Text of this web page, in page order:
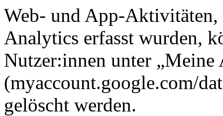
Web- und App-
Analytics erfasst wurden,
Nutzer:innen unter
(myaccount.google.com/
gelöscht werden.